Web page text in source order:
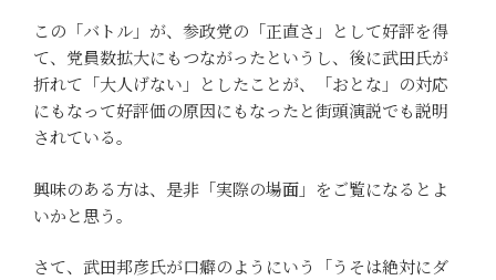
この「バトル」が、参政党の「正直さ」として好評を得
て、党員数拡大にもつながったというし、後に武田氏が
折れて「大人げない」としたことが、「おとな」の対応
にもなって好評価の原因にもなったと街頭演説でも説明
されている。
興味のある方は、是非「実際の場面」をご覧になるとよ
いかと思う。
さて、武田邦彦氏が口癖のようにいう「うそは絶対にダ